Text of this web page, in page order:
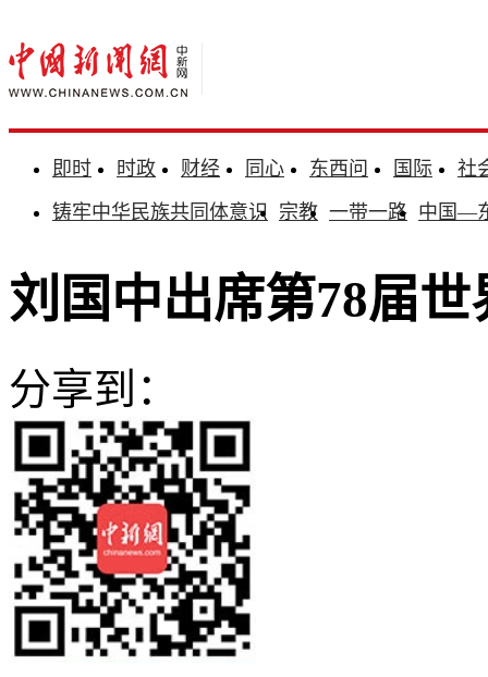
即时 时政 财经 同心 东西问 国际
社
铸牢中华民族共同体意识 宗教 一带一路 中国—
刘国中出席第78届
分享到：